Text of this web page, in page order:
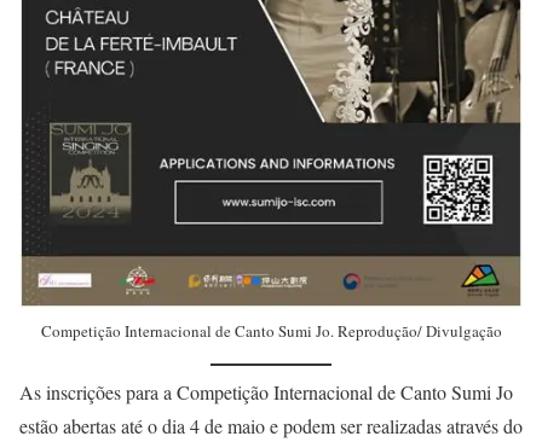
Competição Internacional de Canto Sumi Jo. Reprodução/ Divulgação
As inscrições para a Competição Internacional de Canto Sumi Jo
estão abertas até o dia 4 de maio e podem ser realizadas através do